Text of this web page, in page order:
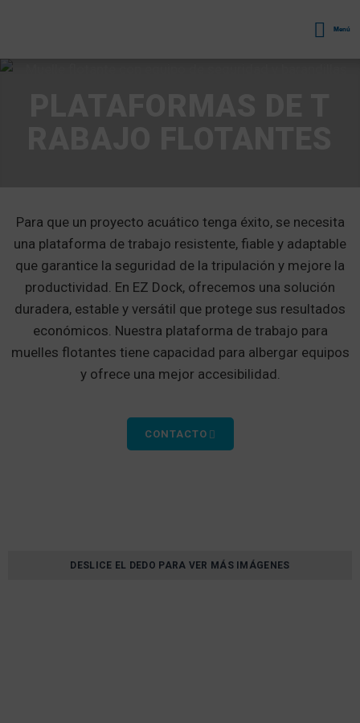
Menú
Para que un proyecto acuático tenga éxito, se necesita
una plataforma de trabajo resistente, fiable y adaptable
que garantice la seguridad de la tripulación y mejore la
productividad. En EZ Dock, ofrecemos una solución
duradera, estable y versátil que protege sus resultados
económicos. Nuestra plataforma de trabajo para
muelles flotantes tiene capacidad para albergar equipos
y ofrece una mejor accesibilidad.
CONTACTO
DESLICE EL DEDO PARA VER MÁS IMÁGENES